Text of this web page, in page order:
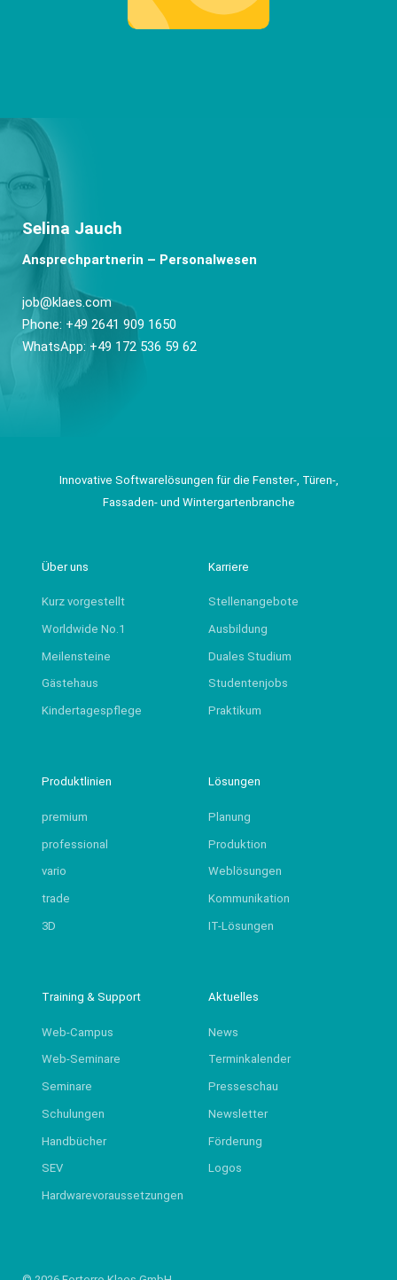
Selina Jauch
Ansprechpartnerin – Personalwesen
job@klaes.com
Phone: +49 2641 909 1650
WhatsApp: +49 172 536 59 62
Innovative Softwarelösungen für die Fenster-, Türen-,
Fassaden- und Wintergartenbranche
Über uns
Kurz vorgestellt
Worldwide No.1
Meilensteine
Gästehaus
Kindertagespflege
Karriere
Stellenangebote
Ausbildung
Duales Studium
Studentenjobs
Praktikum
Produktlinien
premium
professional
vario
trade
3D
Lösungen
Planung
Produktion
Weblösungen
Kommunikation
IT-Lösungen
Training & Support
Web-Campus
Web-Seminare
Seminare
Schulungen
Handbücher
SEV
Hardwarevoraussetzungen
Aktuelles
News
Terminkalender
Presseschau
Newsletter
Förderung
Logos